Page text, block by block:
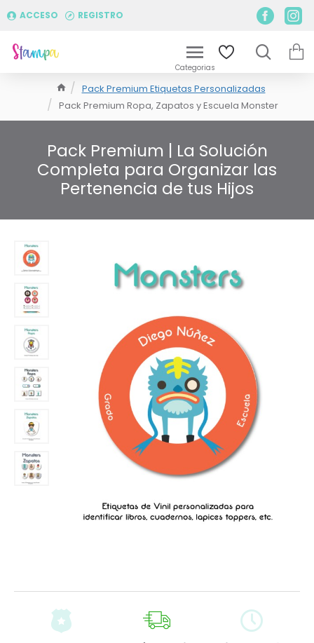
ACCESO REGISTRO
Pack Premium Etiquetas Personalizadas
Pack Premium Ropa, Zapatos y Escuela Monster
Pack Premium | La Solución
Completa para Organizar las
Pertenencia de tus Hijos